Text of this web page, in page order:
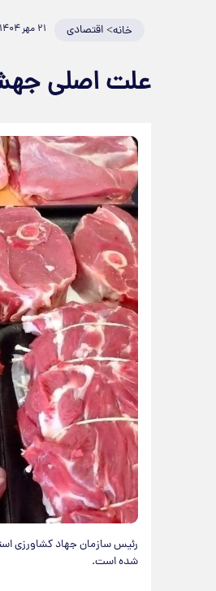
خانه>اقتصادی ۲۱ مهر ۱۴۰۴
علت اصلی
رئیس سازمان جهاد کشاورزی
شده است.